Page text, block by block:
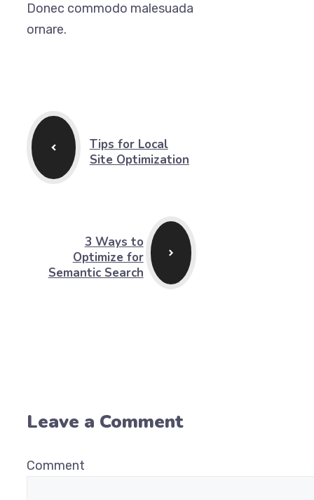
Donec commodo malesuada
ornare.
Tips for Local
Site Optimization
3 Ways to
Optimize for
Semantic Search
Leave a Comment
Comment